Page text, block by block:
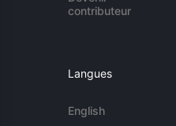
contributeur
Langues
English